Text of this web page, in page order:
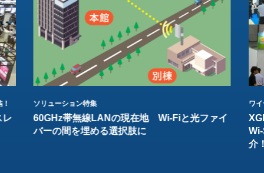
レ
ソリューション特集
60GHz帯無線LANの現在地 Wi-Fiと光ファイ
バーの間を埋める選択肢に
ワ
介